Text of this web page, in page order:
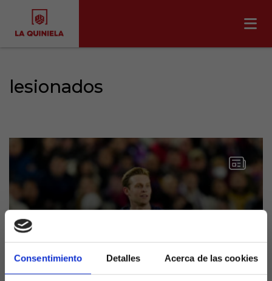
Consentimiento Detalles Acerca de las cookies
lesionados
El Barcelona con la
enfermería llena antes de